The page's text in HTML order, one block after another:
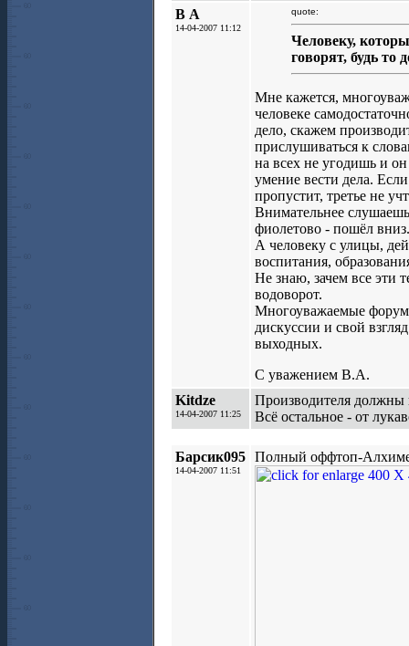
В А
14-04-2007 11:12
quote:
Человеку,
говорят, будь то
Мне кажется,
человеке
дело, скажем
прислушиваться к
на всех не угодишь и
умение вести дела.
пропустит, третье не
Внимательнее
фиолетово - пошёл вниз.
А человеку с улицы,
воспитания,
Не знаю, зачем все эти
водоворот.
Многоуважаемые
дискуссии и свой
выходных.
С уважением В.А.
Kitdze
14-04-2007 11:25
Производителя должны
Всё остальное - от
Барсик095
14-04-2007 11:51
Полный оффтоп-